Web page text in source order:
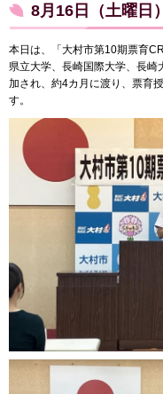
8月16日（土曜日）
本日は、「大村市第10期票育
県立大学、長崎国際大学、長
加され、約4カ月に渡り、票育
す。